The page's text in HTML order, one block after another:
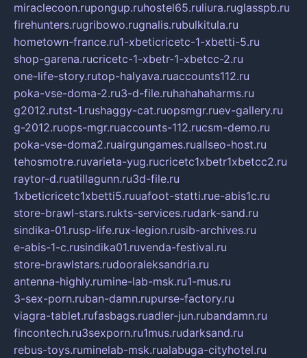
miraclecoon.rupongup.ruhostel65.ruliura.ruglasspb.ru
firehunters.rugribowo.rugnalis.rubulkitula.ru
hometown-france.ru1-xbeticricetc-1-xbetti-5.ru
shop-garena.rucricetc-1-xbetr-1-xbetcc-2.ru
one-life-story.rutop-halyava.ruaccounts112.ru
poka-vse-doma-2.ru3-d-file.ruhahahaharms.ru
g2012.rutst-1.rushaggy-cat.ruopsmgr.ruev-gallery.ru
g-2012.ruops-mgr.ruaccounts-112.rucsm-demo.ru
poka-vse-doma2.ruairgungames.ruallseo-host.ru
tehosmotre.ruvarieta-yug.rucricetc1xbetr1xbetcc2.ru
raytor-d.ruatillagunn.ru3d-file.ru
1xbeticricetc1xbetti5.ruuafoot-statti.rue-abis1c.ru
store-brawl-stars.rukts-services.rudark-sand.ru
sindika-01.rusp-life.rux-legion.rusib-archives.ru
e-abis-1-c.rusindika01.ruvenda-festival.ru
store-brawlstars.rudooraleksandria.ru
antenna-highly.rumine-lab-msk.ru1-mus.ru
3-sex-porn.ruban-damn.rupurse-factory.ru
viagra-tablet.rufasbags.ruadler-jun.rubandamn.ru
fincontech.ru3sexporn.ru1mus.rudarksand.ru
rebus-toys.ruminelab-msk.rualabuga-cityhotel.ru